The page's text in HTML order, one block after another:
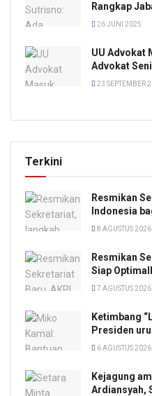
Rangkap
26 JUNI 2025
UU Advokat
Advokat
23 SEPTEMBER
Terkini
Resmikan
Indonesia
8 AGUSTUS 2026
Resmikan
Siap
7 AGUSTUS 2026
Ketimbang
Presiden
6 AGUSTUS 2026
Kejagung
Ardiansyah,